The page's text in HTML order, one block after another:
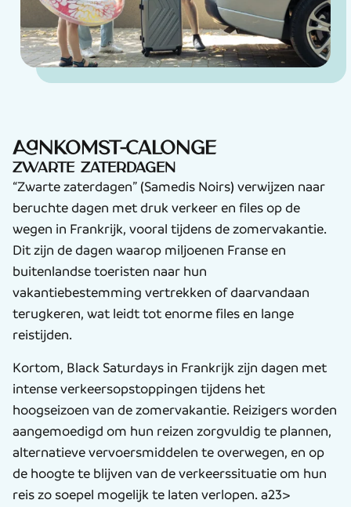
Aankomst-Calonge
Zwarte zaterdagen
“Zwarte zaterdagen” (Samedis Noirs) verwijzen naar
beruchte dagen met druk verkeer en files op de
wegen in Frankrijk, vooral tijdens de zomervakantie.
Dit zijn de dagen waarop miljoenen Franse en
buitenlandse toeristen naar hun
vakantiebestemming vertrekken of daarvandaan
terugkeren, wat leidt tot enorme files en lange
reistijden.
Kortom, Black Saturdays in Frankrijk zijn dagen met
intense verkeersopstoppingen tijdens het
hoogseizoen van de zomervakantie. Reizigers worden
aangemoedigd om hun reizen zorgvuldig te plannen,
alternatieve vervoersmiddelen te overwegen, en op
de hoogte te blijven van de verkeerssituatie om hun
reis zo soepel mogelijk te laten verlopen. a23>